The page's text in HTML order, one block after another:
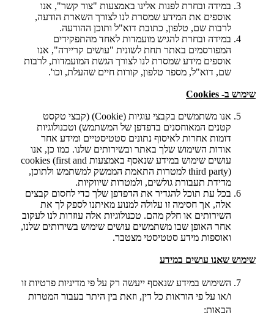
במידה ובחרת לפנות אלינו באמצעות "צור קשר", אנו
אוספים את המידע שמסרת לנו לצורך השארת הודעה,
לרבות שם, טלפון, כתובת דוא"ל ותוכן ההודעה.
במידה ובחרת להגיש מועמדות לאחד מהתפקידים
המפורסמים באתר תחת לשונית "עושים קריירה", אנו
אוספים מידע שמסרת לנו לצורך הגשת המועמדות, לרבות
שם, דוא"ל, מספר טלפון, קורות חיים שהעלת, וכו'.
שימוש ב- Cookies
אנו משתמשים בקבצי עוגיות (Cookie) (קבצי טקסט
קטנים המאוחסנים בדפדפן של המשתמש) וטכנולוגיות
דומות אחרות לאיסוף נתונים סטטיסטיים ומידע אחר
אודות השימוש שלך באתר ובשירותים שלנו. כמו כן, אנו
עושים שימוש במידע שנאסף באמצעות cookies (first and
third party) למטרות התאמת הממשק למשתמש ולתוכן,
מדידת תעבורת גולשים, ולמטרות שיווקיות.
בכל עת תוכל להגדיר את הדפדפן שלך כדי לחסום קבצים
אלה, אך חסימה זו עלולה למנוע מאיתנו לספק לך את
השירותים או חלק מהם. טכנולוגיות אלה עוזרות לנו לעקוב
אחר האופן שבו משתמשים עושים שימוש בשירותים שלנו,
ואוספות מידע סטטיסטי מצטבר.
שימוש שאנו עושים במידע
השימוש במידע שנאסף ייעשה רק על פי מדיניות פרטיות זו
ו/או על פי הוראות כל דין, וזאת בין היתר בעבור המטרות
הבאות: